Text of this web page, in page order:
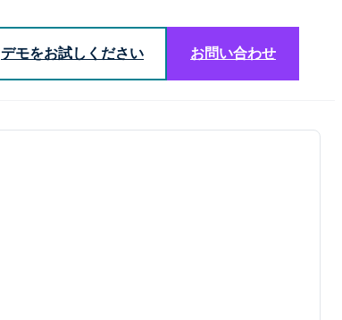
デモをお試しください お問い合わせ